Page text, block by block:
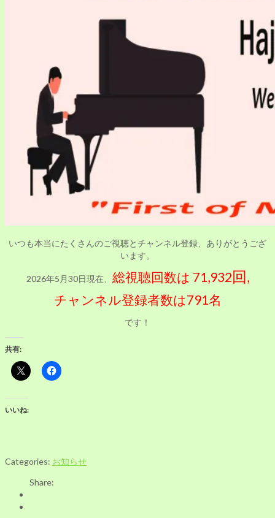
いつも本当にたくさんのご視聴とチャンネル登録、ありがとうござ
います。
2026年5月30日現在、 総視聴回数は 71,932回,
チャンネル登録者数は791名
です！
共有:
いいね:
Categories: お知らせ
Share: